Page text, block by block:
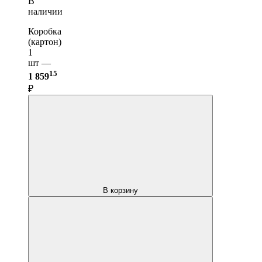
наличии
Коробка
(картон)
1
шт —
1 85915
₽
В корзину